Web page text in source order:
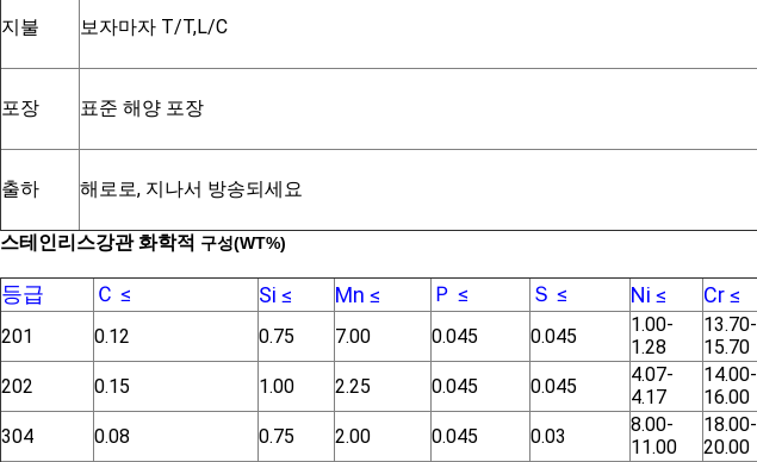
지불 보자마자 T/T,L/C
포장 표준 해양 포장
출하 해로로, 지나서 방송되세요
스테인리스강관 화학적 구성(WT%)
등급 Ｃ ≤ Si ≤ Mn ≤ Ｐ ≤ Ｓ ≤ Ni ≤ Cr ≤
201 0.12 0.75 7.00 0.045 0.045
1.00-
1.28
13.70-
15.70
202
0.15 1.00 2.25 0.045 0.045
4.07-
4.17
14.00-
16.00
304
0.08 0.75 2.00 0.045 0.03
8.00-
11.00
18.00-
20.00